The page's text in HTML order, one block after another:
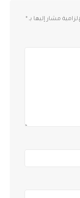
مشار إليها بـ *